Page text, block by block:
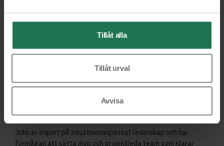
Tillåt alla
Tillåt urval
Avvisa
Senior projektledare e-handel
John är expert på situationsanpassat ledarskap och har
förmågan att sätta ihop och projektleda team som klarar